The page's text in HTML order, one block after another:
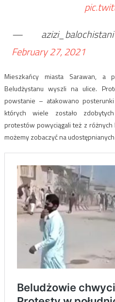
—
February 27, 2021
Mieszkańcy miasta Sarawan, a
Beludżystanu wyszli na ulice.
powstanie – atakowano
których wiele zostało
protestów powyciągali też z
możemy zobaczyć na